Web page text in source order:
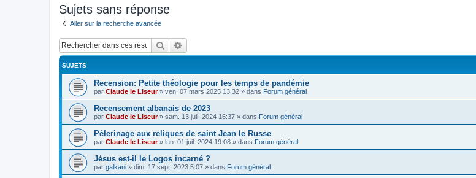
Sujets sans réponse
Aller sur la recherche avancée
Rechercher
SUJETS
Recension: Petite théologie pour les temps de pandémie
par Claude le Liseur» ven. 07 mars 2025 13:32 » dans Forum général
Recensement albanais de 2023
par Claude le Liseur» sam. 13 juil. 2024 16:37 » dans Forum général
Pélerinage aux reliques de saint Jean le Russe
par Claude le Liseur» lun. 01 juil. 2024 19:08 » dans Forum général
Jésus est-il le Logos incarné ?
par galkani » dim. 17 sept. 2023 5:07 » dans Forum général